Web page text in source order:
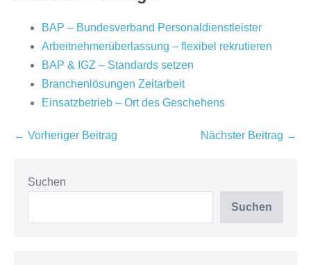
BAP – Bundesverband Personaldienstleister
Arbeitnehmerüberlassung – flexibel rekrutieren
BAP & IGZ – Standards setzen
Branchenlösungen Zeitarbeit
Einsatzbetrieb – Ort des Geschehens
Beitragsnavigation
← Vorheriger Beitrag Nächster Beitrag →
Suchen
Suchen